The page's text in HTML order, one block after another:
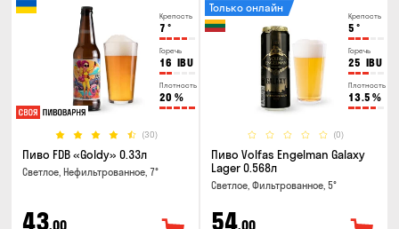
Крепость
7 °
Горечь
16 IBU
Плотность
20 %
(30)
Пиво FDB «Goldy» 0.33л
Светлое, Нефильтрованное, 7°
43
Крепость
5 °
Горечь
25 IBU
Плотность
13.5 %
(0)
Только онлайн
Пиво Volfas Engelman Galaxy
Lager 0.568л
Светлое, Фильтрованное, 5°
54